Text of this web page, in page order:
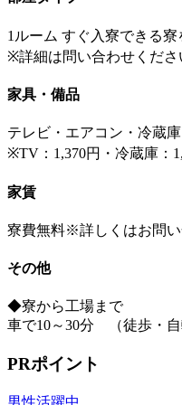
1ルーム すぐ入寮できる寮
※詳細は問い合わせくださ
家具・備品
テレビ・エアコン・冷蔵
※TV：1,370円・冷蔵庫：
家賃
寮費無料※詳しくはお問
その他
◆寮から工場まで
車で10～30分 （徒歩・自
PRポイント
男性活躍中